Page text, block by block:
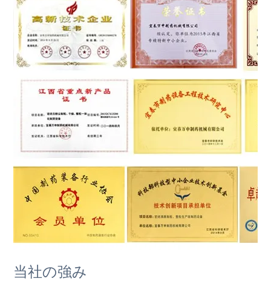
当社の強み